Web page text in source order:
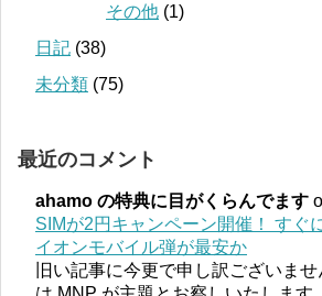
その他 (1)
日記 (38)
未分類 (75)
最近のコメント
ahamo の特典に目がくらんでます
SIMが2円キャンペーン開催！ すぐ
イオンモバイル弾が最安か
旧い記事に今更で申し訳ございま